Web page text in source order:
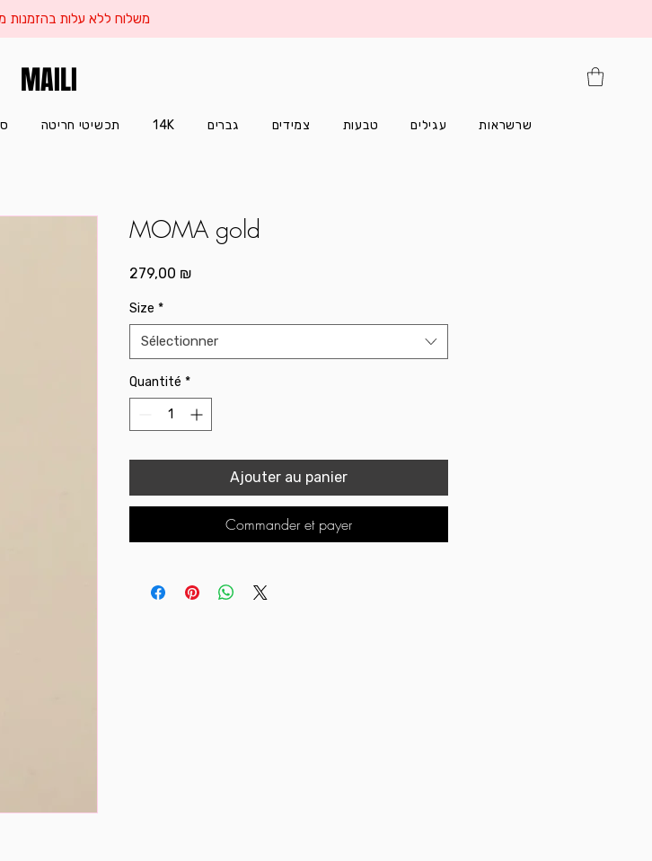
משלוח ללא עלות בהזמנות מעל
MAILI
תכשיטי חריטה 14K גברים צמידים טבעות עגילים שרשראות
MOMA gold
279,00 ₪Prix
Size *
Sélectionner
Quantité *
Ajouter au panier
Commander et payer